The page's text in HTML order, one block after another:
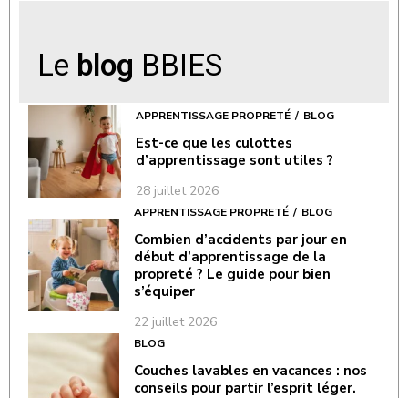
Le blog BBIES
APPRENTISSAGE PROPRETÉ BLOG
Est-ce que les culottes
d’apprentissage sont utiles ?
28 juillet 2026
APPRENTISSAGE PROPRETÉ BLOG
Combien d’accidents par jour en
début d’apprentissage de la
propreté ? Le guide pour bien
s’équiper
22 juillet 2026
BLOG
Couches lavables en vacances : nos
conseils pour partir l’esprit léger.